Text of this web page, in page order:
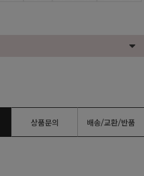
상품문의 배송/교환/반품